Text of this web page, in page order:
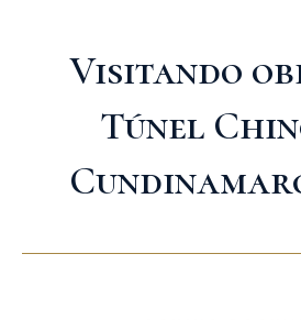
Visitando
Túnel